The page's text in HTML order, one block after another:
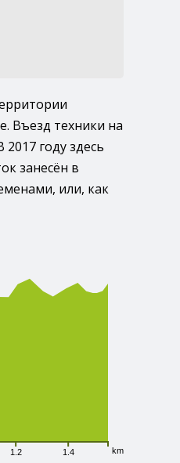
Въезд техники на
году здесь
занесён в
или, как
1.2 1.4 km